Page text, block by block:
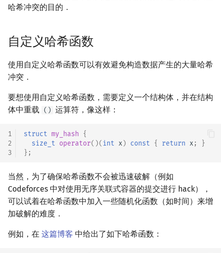
Powerful Number 筛
连分数
Stern–Brocot 树与 Farey
二次域
Berlekamp–Massey 算法
手指树
霍夫曼树
网络流
图的匹配
Prüfer 序列
LGV 引理
最大团搜索算法
支配树
图上随机游走
哈希冲突的目的．
自定义哈希函数
使用自定义哈希函数可以有效避免构造数据产生的大量哈希
冲突．
要想使用自定义哈希函数，需要定义一个结构体，并在结构
体中重载 () 运算符，像这样：
1
2
3
struct my_hash {
size_t operator()(int x) const { return x;
}
};
当然，为了确保哈希函数不会被迅速破解（例如
Codeforces 中对使用无序关联式容器的提交进行 hack），
可以试着在哈希函数中加入一些随机化函数（如时间）来增
加破解的难度．
例如，在 这篇博客 中给出了如下哈希函数：